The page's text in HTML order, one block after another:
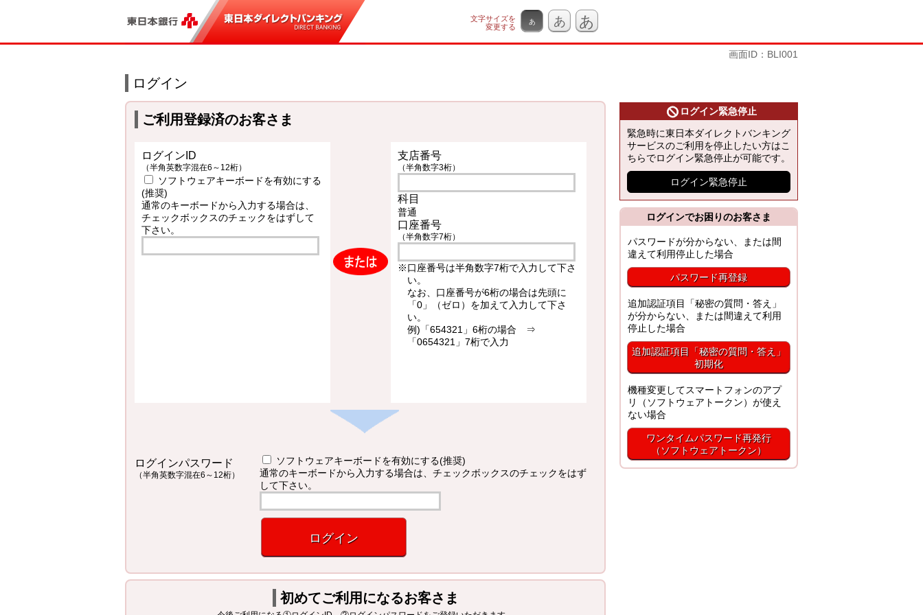
文字サイズを
変更する
あ あ あ
画面ID：BLI001
ログイン
ご利用登録済のお客さま
ログインID
（半角英数字混在6～12桁）
ソフトウェアキーボードを有効にする
(推奨)
通常のキーボードから入力する場合は、
チェックボックスのチェックをはずして
下さい。
支店番号
（半角数字3桁）
科目
普通
口座番号
（半角数字7桁）
※口座番号は半角数字7桁で入力して下さ
い。
なお、口座番号が6桁の場合は先頭に
「0」（ゼロ）を加えて入力して下さ
い。
例)「654321」6桁の場合 ⇒
「0654321」7桁で入力
ログインパスワード
（半角英数字混在6～12桁）
ソフトウェアキーボードを有効にする(推奨)
通常のキーボードから入力する場合は、チェックボックスのチェックをはず
して下さい。
ログイン
初めてご利用になるお客さま
ログイン緊急停止
緊急時に東日本ダイレクトバンキング
サービスのご利用を停止したい方はこ
ちらでログイン緊急停止が可能です。
ログイン緊急停止
ログインでお困りのお客さま
パスワードが分からない、または間
違えて利用停止した場合
パスワード再登録
追加認証項目「秘密の質問・答え」
が分からない、または間違えて利用
停止した場合
追加認証項目「秘密の質問・答え」
初期化
機種変更してスマートフォンのアプ
リ（ソフトウェアトークン）が使え
ない場合
ワンタイムパスワード再発行
（ソフトウェアトークン）